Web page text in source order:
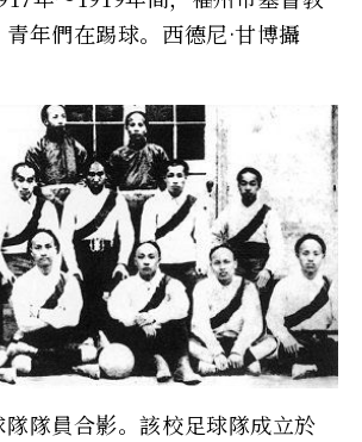
年們在踢球。西德尼·甘博攝
隊員合影。該校足球隊成立於